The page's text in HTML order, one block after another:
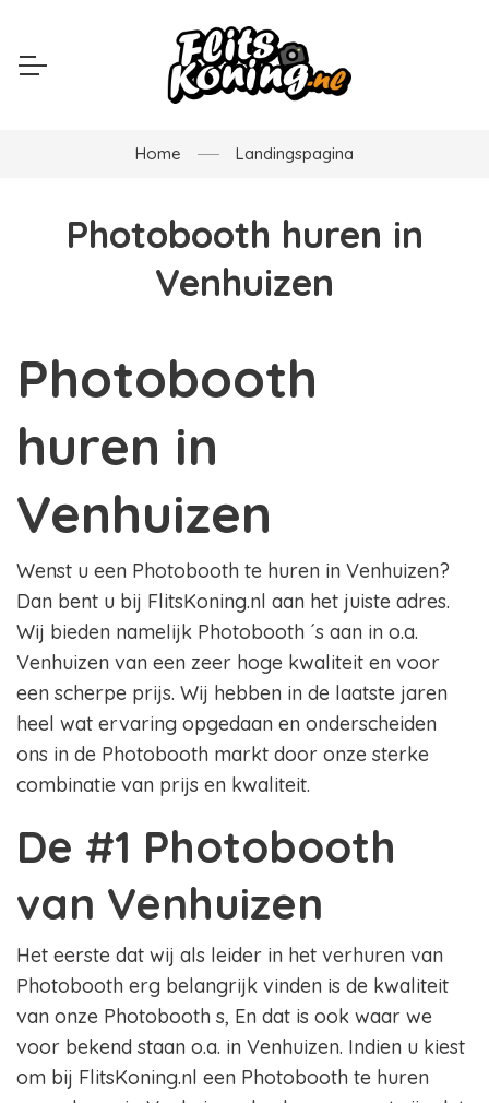
Home Landingspagina
Photobooth huren in
Venhuizen
Photobooth
huren in
Venhuizen
Wenst u een Photobooth te huren in Venhuizen?
Dan bent u bij FlitsKoning.nl aan het juiste adres.
Wij bieden namelijk Photobooth ´s aan in o.a.
Venhuizen van een zeer hoge kwaliteit en voor
een scherpe prijs. Wij hebben in de laatste jaren
heel wat ervaring opgedaan en onderscheiden
ons in de Photobooth markt door onze sterke
combinatie van prijs en kwaliteit.
De #1 Photobooth
van Venhuizen
Het eerste dat wij als leider in het verhuren van
Photobooth erg belangrijk vinden is de kwaliteit
van onze Photobooth s, En dat is ook waar we
voor bekend staan o.a. in Venhuizen. Indien u kiest
om bij FlitsKoning.nl een Photobooth te huren